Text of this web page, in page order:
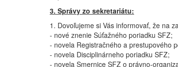
3. Správy zo sekretariátu:
1. Dovoľujeme si Vás informovať, že na
- nové znenie Súťažného poriadku SFZ;
- novela Registračného a prestupového
- novela Disciplinárneho poriadku SFZ;
- novela Smernice SFZ o právno-